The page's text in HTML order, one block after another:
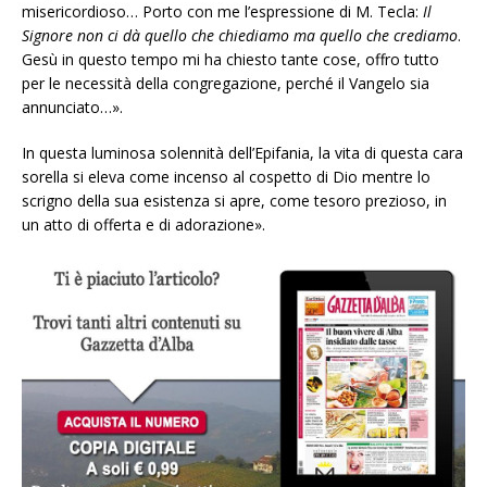
misericordioso… Porto con me l’espressione di M. Tecla: Il
Signore non ci dà quello che chiediamo ma quello che crediamo.
Gesù in questo tempo mi ha chiesto tante cose, offro tutto
per le necessità della congregazione, perché il Vangelo sia
annunciato…».
In questa luminosa solennità dell’Epifania, la vita di questa cara
sorella si eleva come incenso al cospetto di Dio mentre lo
scrigno della sua esistenza si apre, come tesoro prezioso, in
un atto di offerta e di adorazione».